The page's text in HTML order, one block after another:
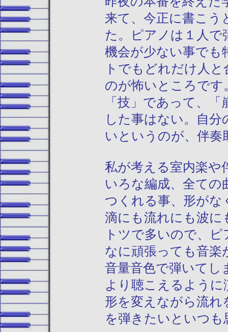
来て、今正に書こ
た。ピアノは１人で
機会が少ない事でも
トでもどれだけ人
のが怖いところで
「技」であって、
した事はない。自
いというのが、伴奏
私が考える室内楽や
いろな編成、全て
つくれる事、形がな
滴にも流れにも波に
トツで多いので、
なに頑張っても音楽
音量音色で弾いてし
より聴こえるよう
形を変えながら流れ
を弾きたいといつ